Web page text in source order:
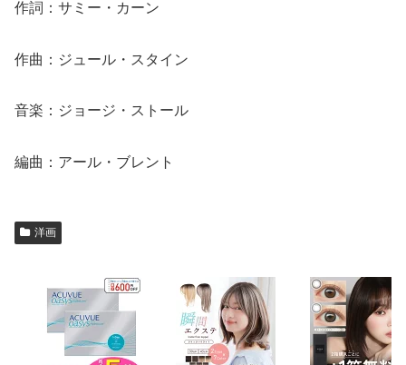
作詞：サミー・カーン
作曲：ジュール・スタイン
音楽：ジョージ・ストール
編曲：アール・ブレント
洋画